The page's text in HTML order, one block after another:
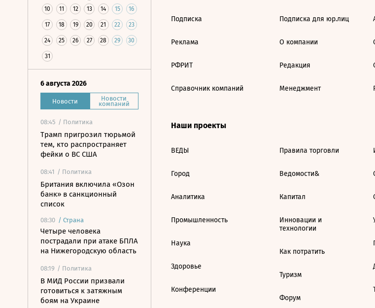
10 11 12 13 14 15 16
17 18 19 20 21 22 23
24 25 26 27 28 29 30
31
6 августа 2026
Новости Новости
компаний
08:45 / Политика
Трамп пригрозил тюрьмой
тем, кто распространяет
фейки о ВС США
08:41 / Политика
Британия включила «Озон
банк» в санкционный
список
08:30 / Страна
Четыре человека
пострадали при атаке БПЛА
на Нижегородскую область
08:19 / Политика
В МИД России призвали
готовиться к затяжным
боям на Украине
Подписка
Реклама
РФРИТ
Справочник компаний
Подписка для юр.лиц
О компании
Редакция
Менеджмент
Наши проекты
ВЕДЫ
Город
Аналитика
Промышленность
Наука
Здоровье
Конференции
Правила торговли
Ведомости&
Капитал
Инновации и
технологии
Как потратить
Туризм
Форум